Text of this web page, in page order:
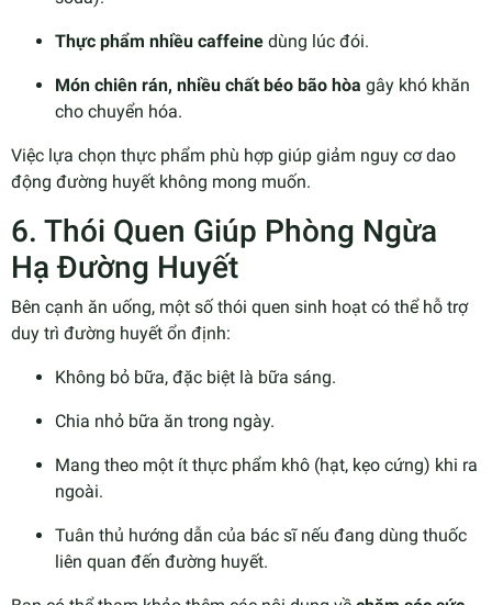
Thực phẩm nhiều caffeine dùng lúc đói.
Món chiên rán, nhiều chất béo bão hòa gây khó khăn
cho chuyển hóa.
Việc lựa chọn thực phẩm phù hợp giúp giảm nguy cơ dao
động đường huyết không mong muốn.
6. Thói Quen Giúp Phòng Ngừa
Hạ Đường Huyết
Bên cạnh ăn uống, một số thói quen sinh hoạt có thể hỗ trợ
duy trì đường huyết ổn định:
Không bỏ bữa, đặc biệt là bữa sáng.
Chia nhỏ bữa ăn trong ngày.
Mang theo một ít thực phẩm khô (hạt, kẹo cứng) khi ra
ngoài.
Tuân thủ hướng dẫn của bác sĩ nếu đang dùng thuốc
liên quan đến đường huyết.